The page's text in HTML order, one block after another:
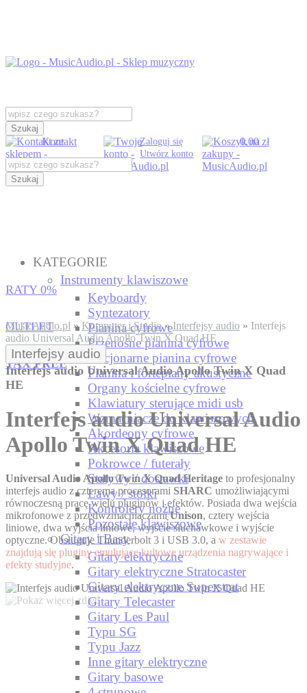
Szukaj
Kontakt
Zaloguj się
Utwórz konto
0,00 zł
Szukaj
KATEGORIE
Instrumenty klawiszowe
Keyboardy
Syntezatory
Pianina cyfrowe
Przenośne pianina cyfrowe
Stacjonarne pianina cyfrowe
Pianina i fortepiany akustyczne
Organy kościelne cyfrowe
Klawiatury sterujące midi usb
Wzmacniacze do klawiszowych
Akordeony cyfrowe
Akcesoria klawiszowe
Pokrowce / futerały
Statywy / dostawki
Ławy / stołki
Kontrolery nożne
Pozostałe klawiszowe
Gitary i Basy
Gitary elektryczne
Gitary elektryczne Stratocaster
Gitary elektryczne Superstrat
Gitary Telecaster
Gitary Les Paul
Typu SG
Typu Jazz
Inne gitary elektryczne
Gitary basowe
RATY 0%
OUTLET
TAX FREE
MusicAudio.pl » Komputer i Studio»Interfejsy audio » Interfejs
audio Universal Audio Apollo Twin X Quad HE
Interfejsy audio
Interfejs audio Universal Audio Apollo Twin X Quad
HE
Interfejs audio Universal Audio
Apollo Twin X Quad HE
Universal Audio Apollo Twin X Quad Heritage to profesjonalny
interfejs audio z czterema procesorami SHARC umożliwiającymi
równoczesną pracę wielu pluginów i efektów. Posiada dwa wejścia
mikrofonowe z przedwzmacniaczamiUnison, cztery wejścia
liniowe, dwa wyjścia liniowe, wyjście słuchawkowe i wyjście
optyczne. Obsługuje Thunderbolt 3 i USB 3.0, a w zestawie
znajdują się pluginy emulujące kultowe urządzenia nagrywające i
efekty studyjne.